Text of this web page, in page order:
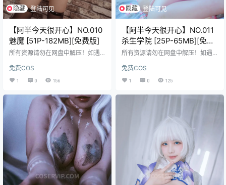
隐藏 登陆可见
【阿半今天很开心】NO.010
魅魔 [51P-182MB][免费版]
所有资源请勿在网盘中解压！如遇
会尽快修复！ 免费资源使用的是二
次压缩，不会解压请前往帮助中
心，查看解压教程。
免费COS
1 0 156
隐藏 登陆可见
【阿半今天很开心】NO.011
杀生学院 [25P-65MB][免费
版]
所有资源请勿在网盘中解压！如遇
会尽快修复！ 免费资源使用的是二
次压缩，不会解压请前往帮助中
心，查看解压教程。
免费COS
1 0 125